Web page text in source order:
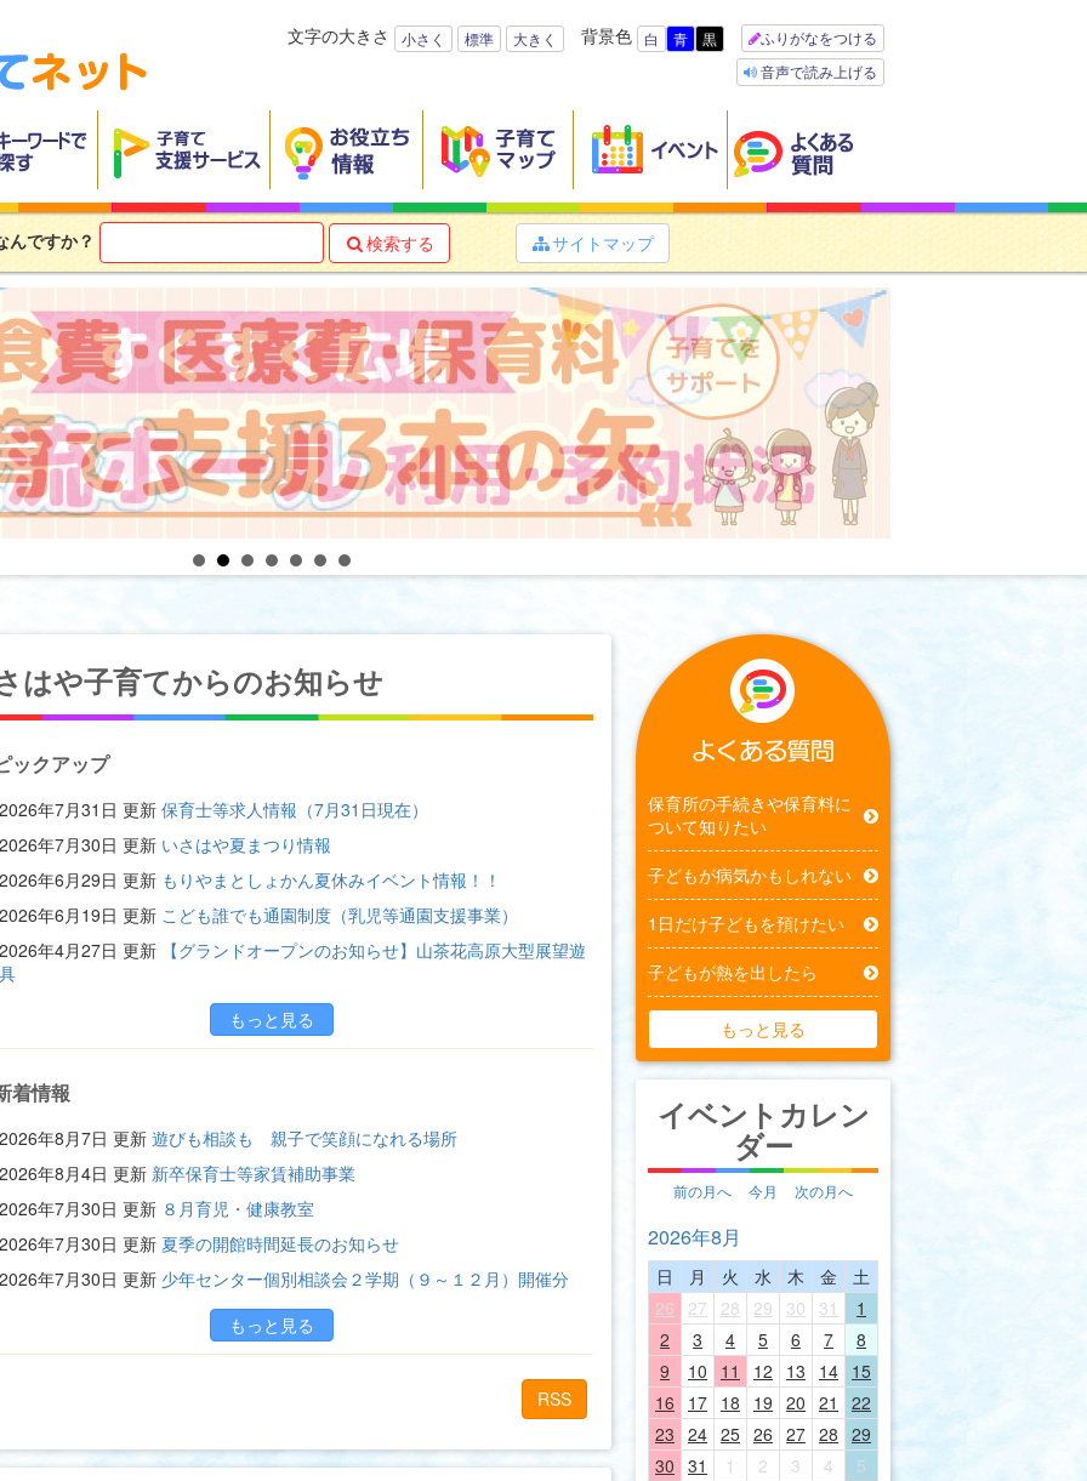
文字の大きさ 小さく 標準 大きく 背景色 白 青 黒
ふりがなをつける
音声で読み上げる
んですか？  検索する サイトマップ
はや子育てからのお知らせ
ックアップ
2026年7月31日 更新 保育士等求人情報（7月31日現在）
2026年7月30日 更新 いさはや夏まつり情報
2026年6月29日 更新 もりやまとしょかん夏休みイベント情報！！
2026年6月19日 更新 こども誰でも通園制度（乳児等通園支援事業）
2026年4月27日 更新 【グランドオープンのお知らせ】山茶花高原大型展望遊
具
もっと見る
着情報
2026年8月7日 更新 遊びも相談も 親子で笑顔になれる場所
2026年8月4日 更新 新卒保育士等家賃補助事業
2026年7月30日 更新 ８月育児・健康教室
2026年7月30日 更新 夏季の開館時間延長のお知らせ
2026年7月30日 更新 少年センター個別相談会２学期（９～１２月）開催分
もっと見る
RSS
保育所の手続きや保育料に
ついて知りたい
子どもが病気かもしれない
1日だけ子どもを預けたい
子どもが熱を出したら
もっと見る
イベントカレン
ダー
前の月へ 今月 次の月へ
2026年8月
日 月 火 水 木 金
土
26
27 28 29 30 31
1
2
3 4 5 6 7
8
9
10 11 12 13 14 15
16
17 18 19 20 21
22
23 24 25 26 27 28 29
30 31 1 2 3 4 5